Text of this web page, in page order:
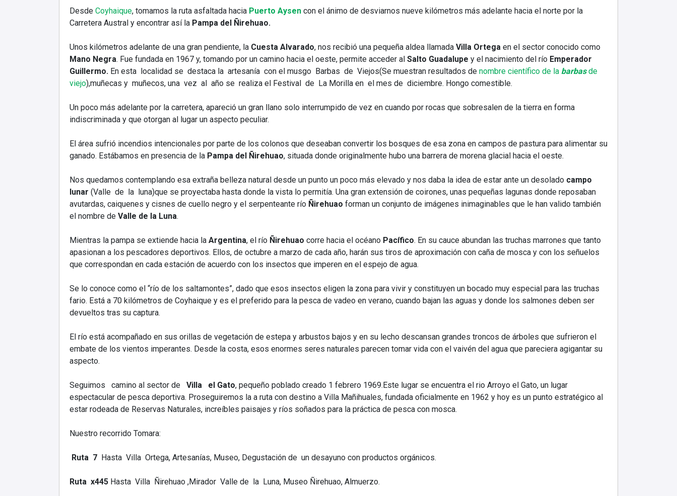
Desde Coyhaique, tomamos la ruta asfaltada hacia Puerto Aysen con el ánimo de desviarnos nueve kilómetros más adelante hacia el norte por la
Carretera Austral y encontrar así la Pampa del Ñirehuao.
Unos kilómetros adelante de una gran pendiente, la Cuesta Alvarado, nos recibió una pequeña aldea llamada Villa Ortega en el sector conocido como
Mano Negra. Fue fundada en 1967 y, tomando por un camino hacia el oeste, permite acceder al Salto Guadalupe y el nacimiento del río Emperador
Guillermo. En esta localidad se destaca la artesanía con el musgo Barbas de Viejos(Se muestran resultados de nombre científico de la barbasde
viejo),muñecas y muñecos, una vez al año se realiza el Festival de La Morilla en el mes de diciembre. Hongo comestible.
Un poco más adelante por la carretera, apareció un gran llano solo interrumpido de vez en cuando por rocas que sobresalen de la tierra en forma
indiscriminada y que otorgan al lugar un aspecto peculiar.
El área sufrió incendios intencionales por parte de los colonos que deseaban convertir los bosques de esa zona en campos de pastura para alimentar su
ganado. Estábamos en presencia de la Pampa del Ñirehuao, situada donde originalmente hubo una barrera de morena glacial hacia el oeste.
Nos quedamos contemplando esa extraña belleza natural desde un punto un poco más elevado y nos daba la idea de estar ante un desolado campo
lunar (Valle de la luna)que se proyectaba hasta donde la vista lo permitía. Una gran extensión de coirones, unas pequeñas lagunas donde reposaban
avutardas, caiquenes y cisnes de cuello negro y el serpenteante río Ñirehuao forman un conjunto de imágenes inimaginables que le han valido también
el nombre de Valle de la Luna.
Mientras la pampa se extiende hacia la Argentina, el río Ñirehuao corre hacia el océano Pacífico. En su cauce abundan las truchas marrones que tanto
apasionan a los pescadores deportivos. Ellos, de octubre a marzo de cada año, harán sus tiros de aproximación con caña de mosca y con los señuelos
que correspondan en cada estación de acuerdo con los insectos que imperen en el espejo de agua.
Se lo conoce como el “río de los saltamontes”, dado que esos insectos eligen la zona para vivir y constituyen un bocado muy especial para las truchas
fario. Está a 70 kilómetros de Coyhaique y es el preferido para la pesca de vadeo en verano, cuando bajan las aguas y donde los salmones deben ser
devueltos tras su captura.
El río está acompañado en sus orillas de vegetación de estepa y arbustos bajos y en su lecho descansan grandes troncos de árboles que sufrieron el
embate de los vientos imperantes. Desde la costa, esos enormes seres naturales parecen tomar vida con el vaivén del agua que pareciera agigantar su
aspecto.
Seguimos camino al sector de Villa el Gato, pequeño poblado creado 1 febrero 1969.Este lugar se encuentra el rio Arroyo el Gato, un lugar
espectacular de pesca deportiva. Proseguiremos la a ruta con destino a Villa Mañihuales, fundada oficialmente en 1962 y hoy es un punto estratégico al
estar rodeada de Reservas Naturales, increíbles paisajes y ríos soñados para la práctica de pesca con mosca.
Nuestro recorrido Tomara:
Ruta 7 Hasta Villa Ortega, Artesanías, Museo, Degustación de un desayuno con productos orgánicos.
Ruta x445 Hasta Villa Ñirehuao ,Mirador Valle de la Luna, Museo Ñirehuao, Almuerzo.